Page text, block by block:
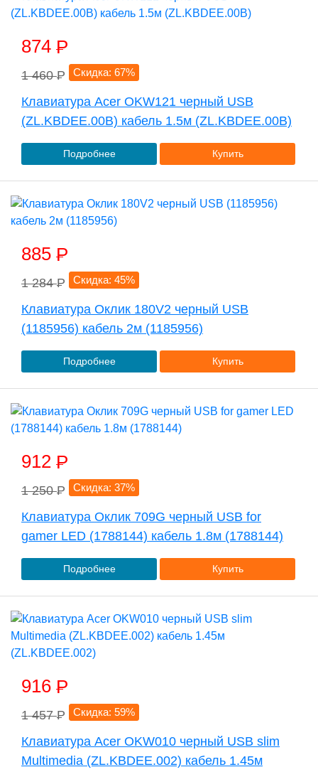
874 P
1 460P Скидка: 67%
Клавиатура Acer OKW121 черный USB
(ZL.KBDEE.00B) кабель 1.5м (ZL.KBDEE.00B)
Подробнее Купить
885 P
1 284P Скидка: 45%
Клавиатура Оклик 180V2 черный USB
(1185956) кабель 2м (1185956)
Подробнее Купить
912 P
1 250P Скидка: 37%
Клавиатура Оклик 709G черный USB for
gamer LED (1788144) кабель 1.8м (1788144)
Подробнее Купить
916 P
1 457P Скидка: 59%
Клавиатура Acer OKW010 черный USB slim
Multimedia (ZL.KBDEE.002) кабель 1.45м